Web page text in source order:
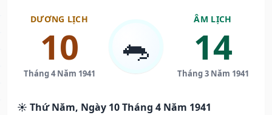
DƯƠNG LỊCH
10
Tháng 4 Năm 1941
🐀
ÂM LỊCH
14
Tháng 3 Năm 1941
☀️ Thứ Năm, Ngày 10 Tháng 4 Năm 1941